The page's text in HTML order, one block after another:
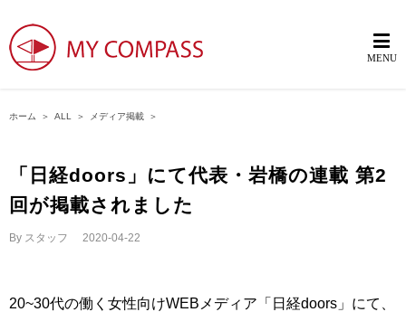
ホーム ＞ ALL ＞ メディア掲載 ＞
「日経doors」にて代表・岩橋の連載 第2
回が掲載されました
By スタッフ 2020-04-22
20~30代の働く女性向けWEBメディア「日経doors」にて、